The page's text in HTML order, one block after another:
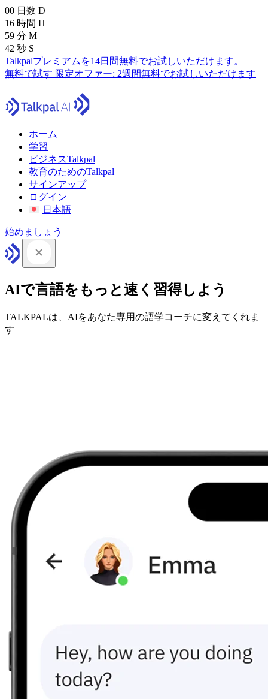
00 日数 D
16 時間 H
59 分 M
41 秒 S
Talkpalプレミアムを14日間無料でお試しいただけます。
無料で試す 限定オファー: 2週間無料でお試しいただけます
ホーム
学習
ビジネスTalkpal
教育のためのTalkpal
サインアップ
ログイン
日本語
始めましょう
AIで言語をもっと速く習得しよう
TALKPALは、AIをあなた専用の語学コーチに変えてくれま
す